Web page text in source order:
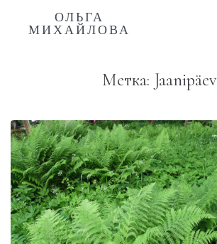
ОЛЬГА
МИХАЙЛОВА
Метка: Jaanipäev